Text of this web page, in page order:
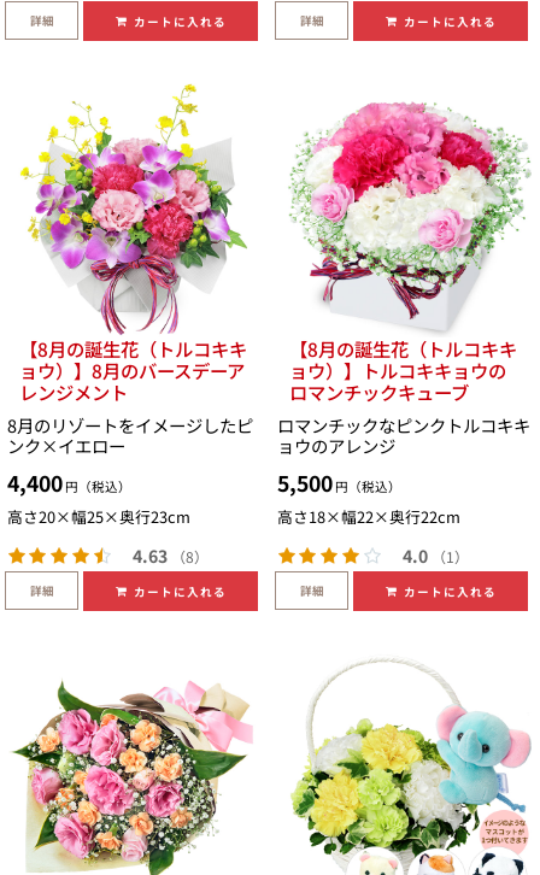
詳細 カートに入れる 詳細 カートに入れる
【8月の誕生花（トルコキキ
ョウ）】8月のバースデーア
レンジメント
8月のリゾートをイメージしたピ
ンク×イエロー
4,400 円（税込）
高さ20×幅25×奥行23cm
4.63 （8）
詳細 カートに入れる
【8月の誕生花（トルコキキ
ョウ）】トルコキキョウの
ロマンチックキューブ
ロマンチックなピンクトルコキキ
ョウのアレンジ
5,500 円（税込）
高さ18×幅22×奥行22cm
4.0 （1）
詳細 カートに入れる